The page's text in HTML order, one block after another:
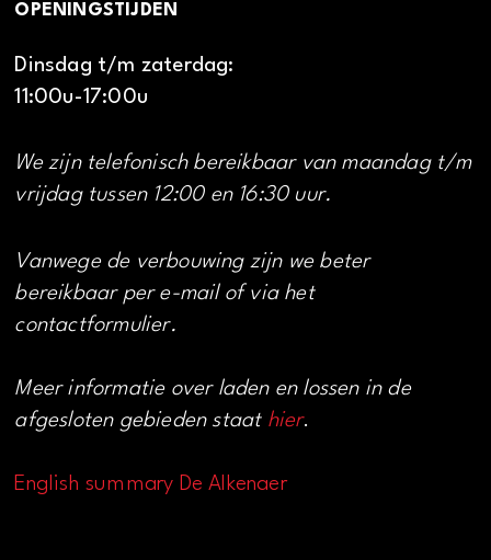
OPENINGSTIJDEN
Dinsdag t/m zaterdag:
11:00u-17:00u
We zijn telefonisch bereikbaar van maandag t/m
vrijdag tussen 12:00 en 16:30 uur.
Vanwege de verbouwing zijn we beter
bereikbaar per e-mail of via het
contactformulier.
Meer informatie over laden en lossen in de
afgesloten gebieden staat hier.
English summary De Alkenaer